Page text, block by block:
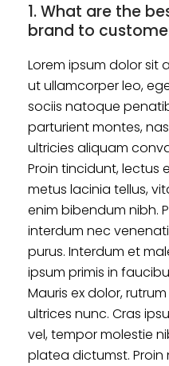
1. What are the
brand to
Lorem ipsum dolor sit
ut ullamcorper leo,
sociis natoque
parturient montes,
ultricies aliquam
Proin tincidunt, lectus
metus lacinia tellus,
enim bibendum nibh.
interdum nec
purus. Interdum et
ipsum primis in
Mauris ex dolor,
ultrices nunc. Cras
vel, tempor molestie
platea dictumst. Proin